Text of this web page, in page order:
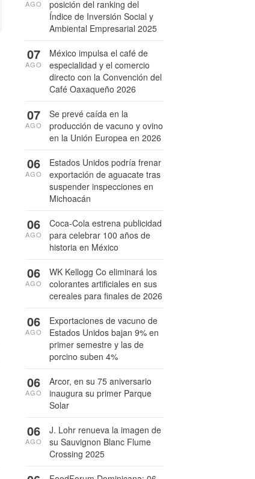
posición del ranking del
Índice de Inversión Social y
Ambiental Empresarial 2025
AGO
México impulsa el café de
especialidad y el comercio
directo con la Convención del
Café Oaxaqueño 2026
07
AGO
Se prevé caída en la
producción de vacuno y ovino
en la Unión Europea en 2026
07
AGO
Estados Unidos podría frenar
exportación de aguacate tras
suspender inspecciones en
Michoacán
06
AGO
Coca-Cola estrena publicidad
para celebrar 100 años de
historia en México
06
AGO
WK Kellogg Co eliminará los
colorantes artificiales en sus
cereales para finales de 2026
06
AGO
Exportaciones de vacuno de
Estados Unidos bajan 9% en
primer semestre y las de
porcino suben 4%
06
AGO
Arcor, en su 75 aniversario
inaugura su primer Parque
Solar
06
AGO
J. Lohr renueva la imagen de
su Sauvignon Blanc Flume
Crossing 2025
06
AGO